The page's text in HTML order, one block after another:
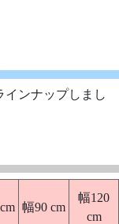
インナップしまし
幅90 cm
幅120
cm